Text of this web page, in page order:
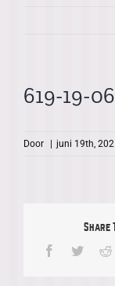
619-19-
Door | juni 19th,
Share
Facebook
Twitter